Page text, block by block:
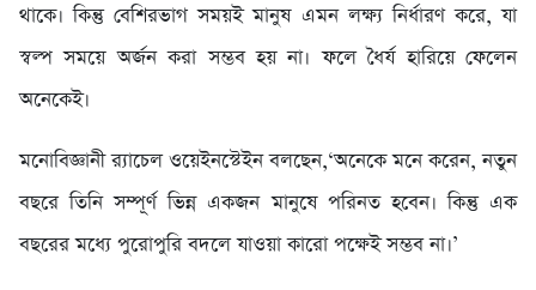
থাকে। কিন্তু বেশিরভাগ সময়ই মানুষ এমন লক্ষ্য নির্ধারণ করে, যা
স্বল্প সময়ে অর্জন করা সম্ভব হয় না। ফলে ধৈর্য হারিয়ে ফেলেন
অনেকেই।
মনোবিজ্ঞানী র‍্যাচেল ওয়েইনস্টেইন বলছেন,‘অনেকে মনে করেন, নতুন
বছরে তিনি সম্পূর্ণ ভিন্ন একজন মানুষে পরিনত হবেন। কিন্তু এক
বছরের মধ্যে পুরোপুরি বদলে যাওয়া কারো পক্ষেই সম্ভব না।’